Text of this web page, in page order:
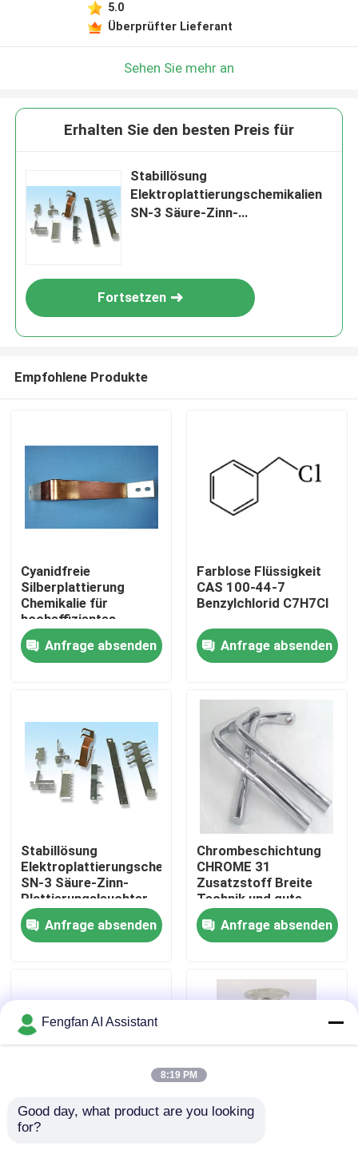
Produkte
Videos
Über uns
Werksbesichtigung
Qualitätskontrolle
Nachrichten
5.0
Überprüfter Lieferant
Sehen Sie mehr an
Erhalten Sie den besten Preis für
Stabillösung
Elektroplattierungschemikalien
SN-3 Säure-Zinn-
Fortsetzen
Empfohlene Produkte
Cyanidfreie
Silberplattierung
Chemikalie für
hocheffizientes
Elektroplattieren
Anfrage absenden
Farblose Flüssigkeit
CAS 100-44-7
Benzylchlorid C7H7Cl
Anfrage absenden
Stabillösung
Elektroplattierungschemikalien
SN-3 Säure-Zinn-
Plattierungsleuchter
Anfrage absenden
Chrombeschichtung
CHROME 31
Zusatzstoff Breite
Technik und gute
Abdeckung
Anfrage absenden
40% H2S-
Fengfan AI Assistant
8:19 PM
Good day, what product are you looking
for?